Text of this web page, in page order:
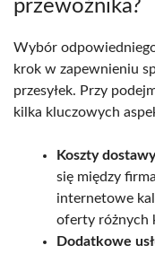
przewoźnika?
Wybór
krok w zapewnieniu
przesyłek. Przy
kilka kluczowych
Koszty
się między
internetowe
oferty różnych
Dodatkowe